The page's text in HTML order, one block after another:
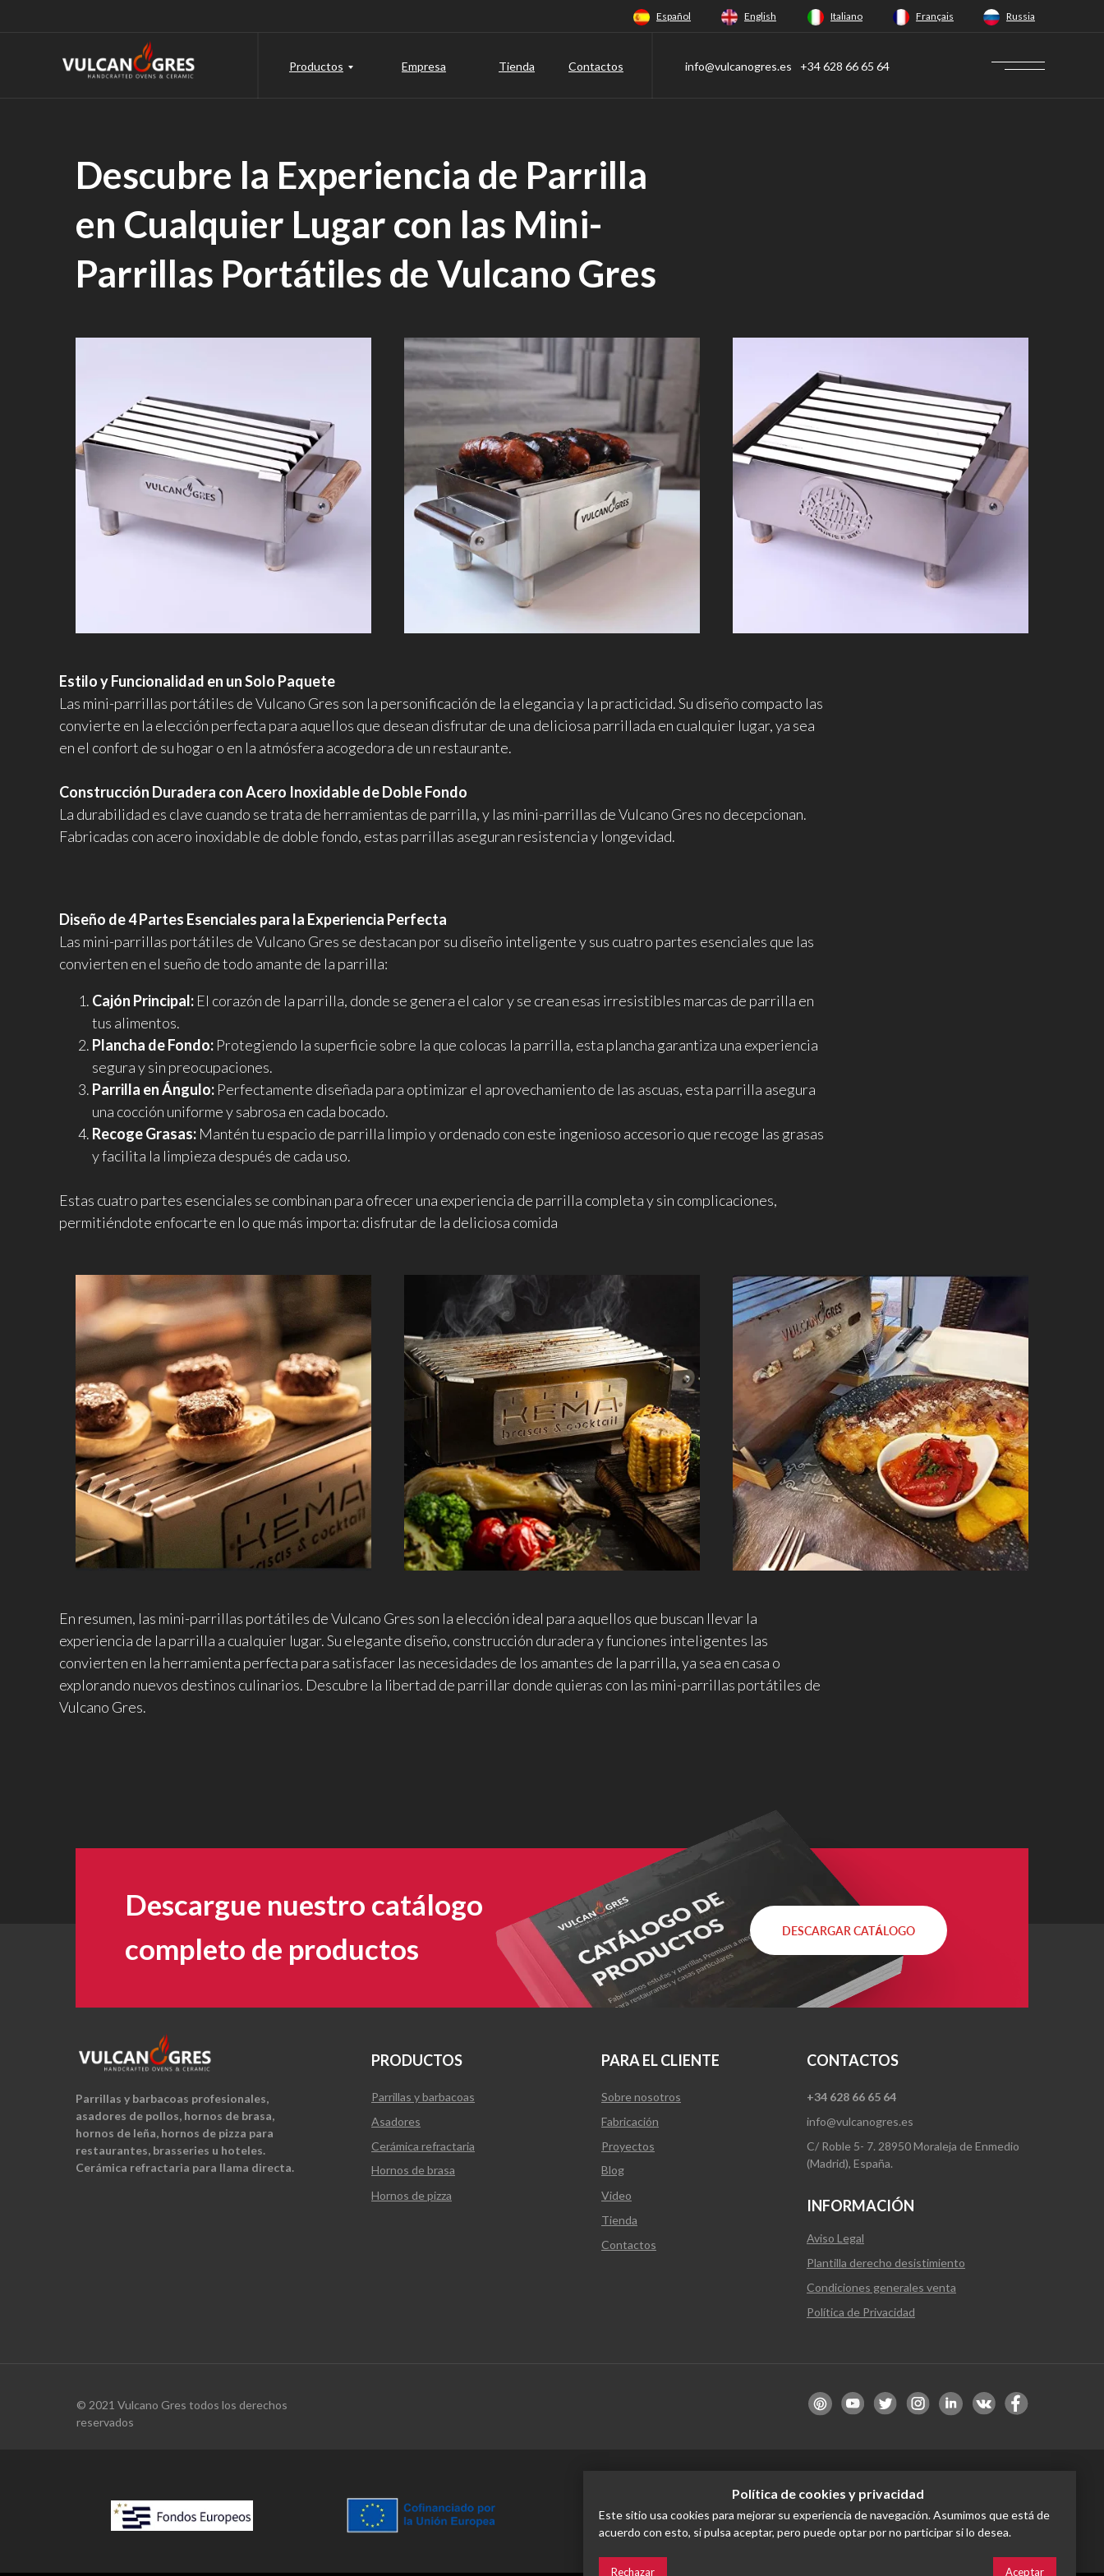
Español English Italiano Français Russia
Productos Empresa Tienda Contactos info@vulcanogres.es +34 628 66 65 64
Descubre la Experiencia de Parrilla
en Cualquier Lugar con las Mini-
Parrillas Portátiles de Vulcano Gres
Estilo y Funcionalidad en un Solo Paquete
Las mini-parrillas portátiles de Vulcano Gres son la personificación de la elegancia y la practicidad. Su diseño compacto las
convierte en la elección perfecta para aquellos que desean disfrutar de una deliciosa parrillada en cualquier lugar, ya sea
en el confort de su hogar o en la atmósfera acogedora de un restaurante.
Construcción Duradera con Acero Inoxidable de Doble Fondo
La durabilidad es clave cuando se trata de herramientas de parrilla, y las mini-parrillas de Vulcano Gres no decepcionan.
Fabricadas con acero inoxidable de doble fondo, estas parrillas aseguran resistencia y longevidad.
Diseño de 4 Partes Esenciales para la Experiencia Perfecta
Las mini-parrillas portátiles de Vulcano Gres se destacan por su diseño inteligente y sus cuatro partes esenciales que las
convierten en el sueño de todo amante de la parrilla:
Cajón Principal: El corazón de la parrilla, donde se genera el calor y se crean esas irresistibles marcas de parrilla en
tus alimentos.
Plancha de Fondo: Protegiendo la superficie sobre la que colocas la parrilla, esta plancha garantiza una experiencia
segura y sin preocupaciones.
Parrilla en Ángulo: Perfectamente diseñada para optimizar el aprovechamiento de las ascuas, esta parrilla asegura
una cocción uniforme y sabrosa en cada bocado.
Recoge Grasas: Mantén tu espacio de parrilla limpio y ordenado con este ingenioso accesorio que recoge las grasas
y facilita la limpieza después de cada uso.
Estas cuatro partes esenciales se combinan para ofrecer una experiencia de parrilla completa y sin complicaciones,
permitiéndote enfocarte en lo que más importa: disfrutar de la deliciosa comida
En resumen, las mini-parrillas portátiles de Vulcano Gres son la elección ideal para aquellos que buscan llevar la
experiencia de la parrilla a cualquier lugar. Su elegante diseño, construcción duradera y funciones inteligentes las
convierten en la herramienta perfecta para satisfacer las necesidades de los amantes de la parrilla, ya sea en casa o
explorando nuevos destinos culinarios. Descubre la libertad de parrillar donde quieras con las mini-parrillas portátiles de
Vulcano Gres.
Descargue nuestro catálogo
completo de productos
DESCARGAR CATÁLOGO
Parrillas y barbacoas profesionales,
asadores de pollos, hornos de brasa,
hornos de leña, hornos de pizza para
restaurantes, brasseries u hoteles.
Cerámica refractaria para llama directa.
Parrillas y barbacoas
Asadores
Cerámica refractaria
Hornos de brasa
PRODUCTOS
Hornos de pizza
© 2021 Vulcano Gres todos los derechos
reservados
Política de Privacidad
Sobre nosotros
Fabricación
Proyectos
Blog
PARA EL CLIENTE
Video
+34 628 66 65 64
info@vulcanogres.es
C/ Roble 5- 7. 28950 Moraleja de Enmedio
(Madrid), España.
CONTACTOS
Tienda
Aviso Legal
Plantilla derecho desistimiento
Condiciones generales venta
INFORMACIÓN
Contactos
Esta actividad se beneficia de los fondos de la Unión Europea y de la
Comunidad de Madrid destinados a la contratación estable de
personas jóvenes
Política de cookies y privacidad
Este sitio usa cookies para mejorar su experiencia de navegación. Asumimos que está de
acuerdo con esto, si pulsa aceptar, pero puede optar por no participar si lo desea.
Rechazar Aceptar